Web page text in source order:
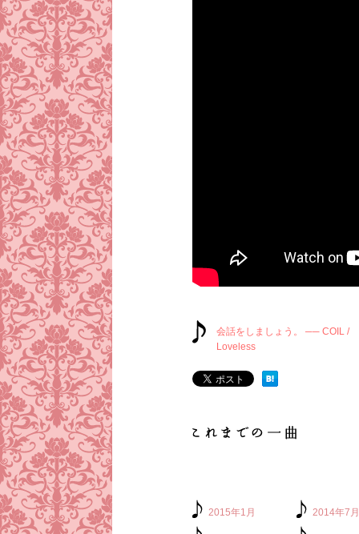
会話をしましょう。 ── COIL /
Loveless
2015年1月 2014年7月